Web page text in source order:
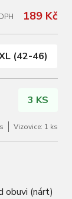
189 Kč
(42-46)
3 KS
Vizovice: 1 ks
obuvi (nárt)